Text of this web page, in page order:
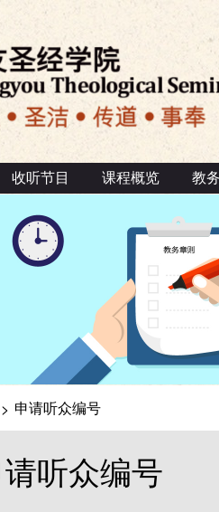
收听节目 课程概览 教
> 申请听众编号
听众编号